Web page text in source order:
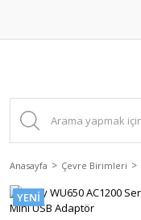
Anasayfa Çevre Birimleri
YENİ